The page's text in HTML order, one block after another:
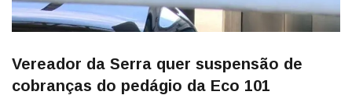
Vereador da Serra quer suspensão de
cobranças do pedágio da Eco 101